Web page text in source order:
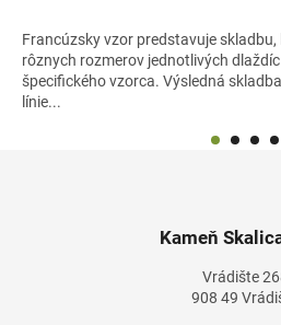
Francúzsky vzor predstavuje
rôznych rozmerov jednotlivých
špecifického vzorca. Výsledná
línie...
Kameň
Vrádište
908 49